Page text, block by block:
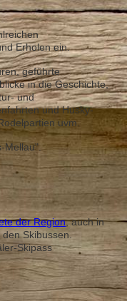
Erholen ein.
geführte
in die Geschichte,
und
und Husky-
uvm.
Mellau".
der Region, auch in
Skibussen.
Skipass